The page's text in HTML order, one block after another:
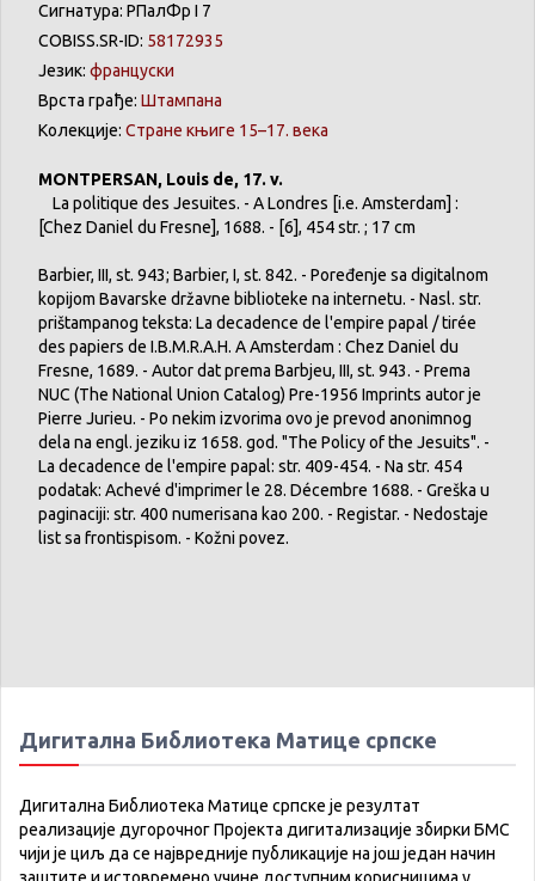
Сигнатура: РПалФр I 7
COBISS.SR-ID: 58172935
Језик: француски
Врста грађе: Штампана
Колекције: Стране књиге 15–17. века
MONTPERSAN, Louis de, 17. v.
La politique des Jesuites. - A Londres [i.e. Amsterdam] :
[Chez Daniel du Fresne], 1688. - [6], 454 str. ; 17 cm
Barbier, III, st. 943; Barbier, I, st. 842. - Poređenje sa digitalnom
kopijom Bavarske državne biblioteke na internetu. - Nasl. str.
prištampanog teksta: La decadence de l'empire papal / tirée
des papiers de I.B.M.R.A.H. A Amsterdam : Chez Daniel du
Fresne, 1689. - Autor dat prema Barbjeu, III, st. 943. - Prema
NUC (The National Union Catalog) Pre-1956 Imprints autor je
Pierre Jurieu. - Po nekim izvorima ovo je prevod anonimnog
dela na engl. jeziku iz 1658. god. "The Policy of the Jesuits". -
La decadence de l'empire papal: str. 409-454. - Na str. 454
podatak: Achevé d'imprimer le 28. Décembre 1688. - Greška u
paginaciji: str. 400 numerisana kao 200. - Registar. - Nedostaje
list sa frontispisom. - Kožni povez.
Дигитална Библиотека Матице српске
Дигитална Библиотека Матице српске је резултат
реализације дугорочног Пројекта дигитализације збирки БМС
чији је циљ да се највредније публикације на још један начин